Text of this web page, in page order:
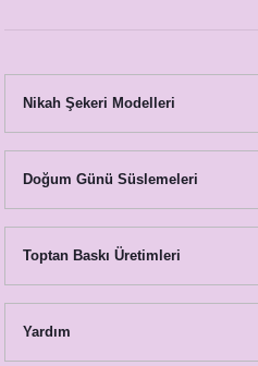
Nikah Şekeri Modelleri
Doğum Günü Süslemeleri
Toptan Baskı Üretimleri
Yardım